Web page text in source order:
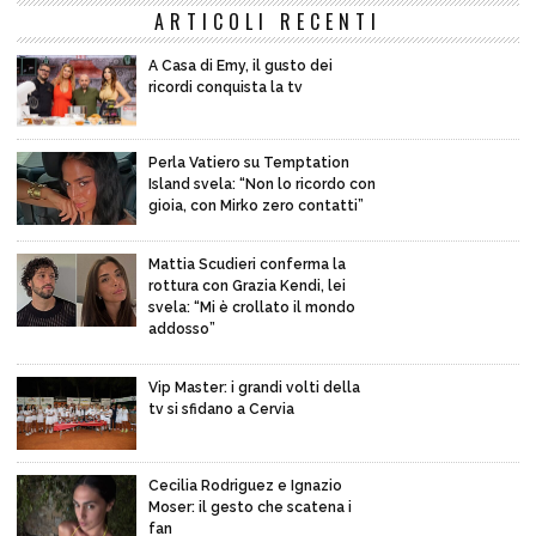
ARTICOLI RECENTI
A Casa di Emy, il gusto dei
ricordi conquista la tv
Perla Vatiero su Temptation
Island svela: “Non lo ricordo con
gioia, con Mirko zero contatti”
Mattia Scudieri conferma la
rottura con Grazia Kendi, lei
svela: “Mi è crollato il mondo
addosso”
Vip Master: i grandi volti della
tv si sfidano a Cervia
Cecilia Rodriguez e Ignazio
Moser: il gesto che scatena i
fan